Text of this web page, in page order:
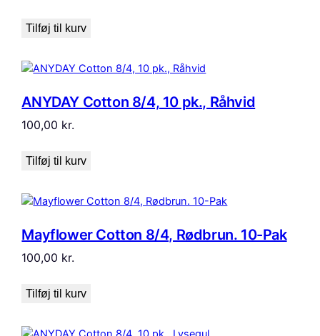
Tilføj til kurv
ANYDAY Cotton 8/4, 10 pk., Råhvid
100,00 kr.
Tilføj til kurv
Mayflower Cotton 8/4, Rødbrun. 10-Pak
100,00 kr.
Tilføj til kurv